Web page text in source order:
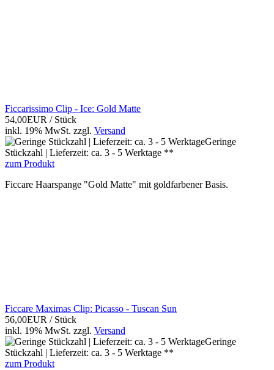
Ficcarissimo Clip - Ice: Gold Matte
54,00EUR / Stück
inkl. 19% MwSt. zzgl. Versand
Geringe
Stückzahl | Lieferzeit: ca. 3 - 5 Werktage **
zum Produkt
Ficcare Haarspange "Gold Matte" mit goldfarbener Basis.
Ficcare Maximas Clip: Picasso - Tuscan Sun
56,00EUR / Stück
inkl. 19% MwSt. zzgl. Versand
Geringe
Stückzahl | Lieferzeit: ca. 3 - 5 Werktage **
zum Produkt